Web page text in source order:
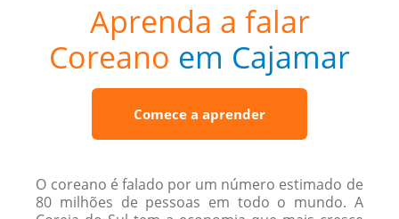
Aprenda a falar
Coreano em Cajamar
Comece a aprender
O coreano é falado por um número estimado de
80 milhões de pessoas em todo o mundo. A